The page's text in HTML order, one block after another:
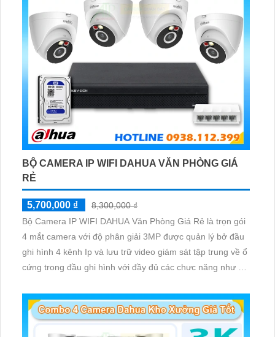
BỘ CAMERA IP WIFI DAHUA VĂN PHÒNG GIÁ
RẺ
5,700,000 ₫
8,300,000 ₫
Bộ Camera IP WIFI DAHUA Văn Phòng Giá Rẻ là trọn gói
4 mắt camera với độ phân giải 3MP được quản lý bở đầu
ghi hình 4 kênh Ip và lưu trữ video giám sát tập trung về ổ
cứng trong đầu ghi hình với đầy đủ các chưc năng như AI
giám sát có màu vào ban đêm